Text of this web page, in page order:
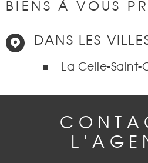
BIENS À VOUS
DANS LES
La Celle-Saint-